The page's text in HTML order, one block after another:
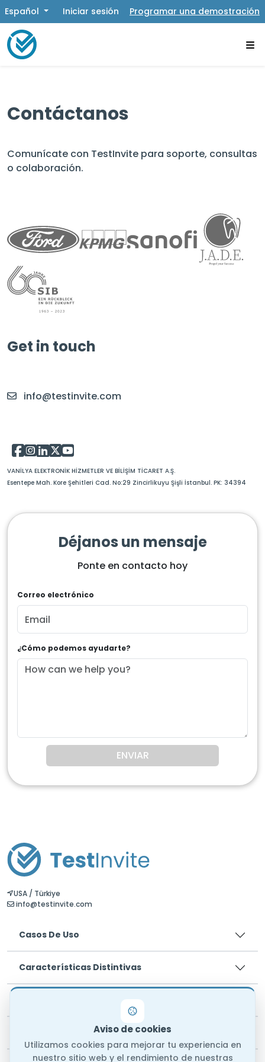
Español Iniciar sesión Programar una demostración
Contáctanos
Comunícate con TestInvite para soporte, consultas
o colaboración.
Get in touch
info@testinvite.com
VANİLYA ELEKTRONİK HİZMETLER VE BİLİŞİM TİCARET A.Ş.
Esentepe Mah. Kore Şehitleri Cad. No:29 Zincirlikuyu Şişli İstanbul. PK: 34394
Déjanos un mensaje
Ponte en contacto hoy
Correo electrónico
¿Cómo podemos ayudarte?
ENVIAR
USA / Türkiye
info@testinvite.com
Casos De Uso
Características Distintivas
Aviso de cookies
Utilizamos cookies para mejorar tu experiencia en
nuestro sitio web y el rendimiento de nuestras